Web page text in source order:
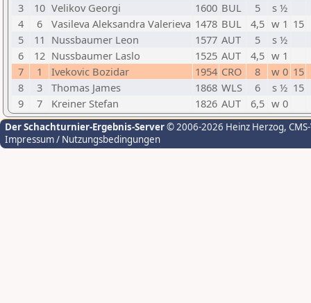
3
10 Velikov Georgi 1600 BUL 5
s ½
4
6 Vasileva Aleksandra Valerieva 1478 BUL 4,5 w 1 15
5
11 Nussbaumer Leon 1577 AUT 5
s ½
6
12 Nussbaumer Laslo 1525 AUT 4,5 w 1
7
1 Ivekovic Bozidar 1954 CRO 8 w 0 15
8
3 Thomas James 1868 WLS 6 s ½ 15
9
7 Kreiner Stefan 1826 AUT 6,5 w 0
Der Schachturnier-Ergebnis-Server© 2006-2026 Heinz Herzog,
Impressum / Nutzungsbedingungen